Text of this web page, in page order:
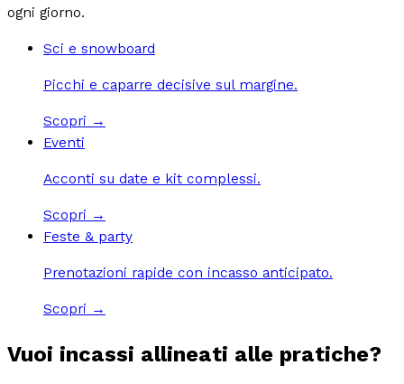
ogni giorno.
Sci e snowboard
Picchi e caparre decisive sul margine.
Scopri →
Eventi
Acconti su date e kit complessi.
Scopri →
Feste & party
Prenotazioni rapide con incasso anticipato.
Scopri →
Vuoi incassi allineati alle pratiche?